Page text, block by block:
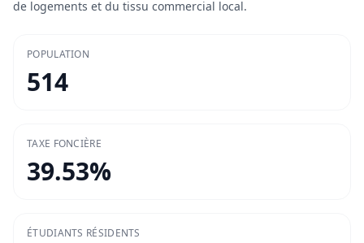
de logements et du tissu commercial local.
POPULATION
514
TAXE FONCIÈRE
39.53%
ÉTUDIANTS RÉSIDENTS